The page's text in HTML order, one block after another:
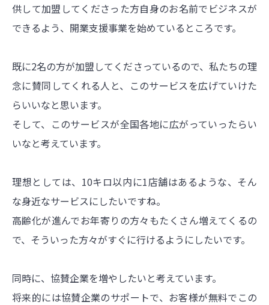
供して加盟してくださった方自身のお名前でビジネスが
できるよう、開業支援事業を始めているところです。
既に2名の方が加盟してくださっているので、私たちの理
念に賛同してくれる人と、このサービスを広げていけた
らいいなと思います。
そして、このサービスが全国各地に広がっていったらい
いなと考えています。
理想としては、10キロ以内に1店舗はあるような、そん
な身近なサービスにしたいですね。
高齢化が進んでお年寄りの方々もたくさん増えてくるの
で、そういった方々がすぐに行けるようにしたいです。
同時に、協賛企業を増やしたいと考えています。
将来的には協賛企業のサポートで、お客様が無料でこの